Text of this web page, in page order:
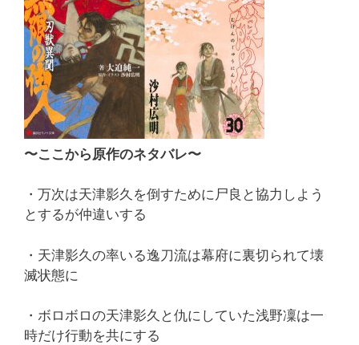
〜ここから原作のネタバレ〜
・万次は天津影久を倒すために尸良と協力しよう
とするが仲違いする
・天津影久の率いる逸刀流は幕府に裏切られて壊
滅状態に
・ボロボロの天津影久と仇にしていた浅野凜は一
時だけ行動を共にする